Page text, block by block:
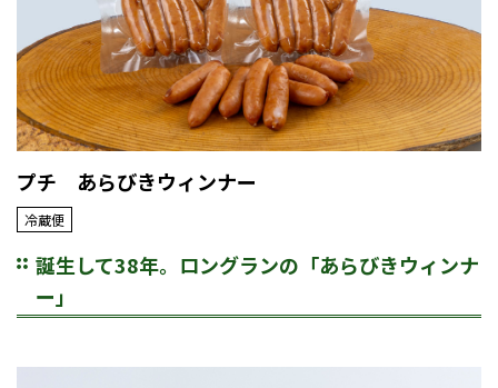
プチ あらびきウィンナー
冷蔵便
誕生して38年。ロングランの「あらびきウィンナ
ー」